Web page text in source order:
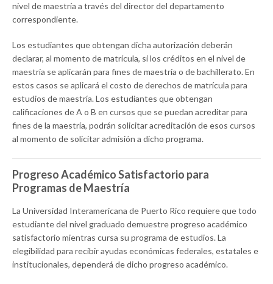
nivel de maestría a través del director del departamento
correspondiente.
Los estudiantes que obtengan dicha autorización deberán
declarar, al momento de matrícula, si los créditos en el nivel de
maestría se aplicarán para fines de maestría o de bachillerato. En
estos casos se aplicará el costo de derechos de matrícula para
estudios de maestría. Los estudiantes que obtengan
calificaciones de A o B en cursos que se puedan acreditar para
fines de la maestría, podrán solicitar acreditación de esos cursos
al momento de solicitar admisión a dicho programa.
Progreso Académico Satisfactorio para
Programas de Maestría
La Universidad Interamericana de Puerto Rico requiere que todo
estudiante del nivel graduado demuestre progreso académico
satisfactorio mientras cursa su programa de estudios. La
elegibilidad para recibir ayudas económicas federales, estatales e
institucionales, dependerá de dicho progreso académico.